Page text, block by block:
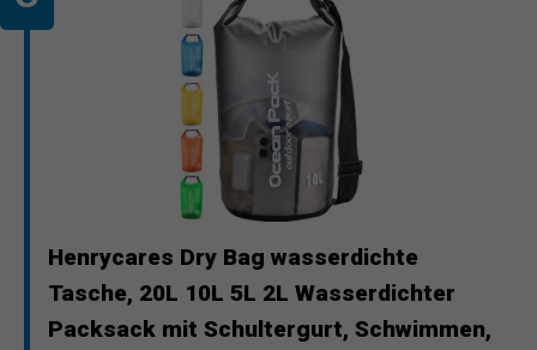
Henrycares Dry Bag wasserdichte
Tasche, 20L 10L 5L 2L Wasserdichter
Packsack mit Schultergurt, Schwimmen,